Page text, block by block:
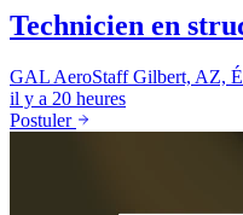
Technicien en
GAL AeroStaff Gilbert, AZ,
il y a 20 heures
Postuler